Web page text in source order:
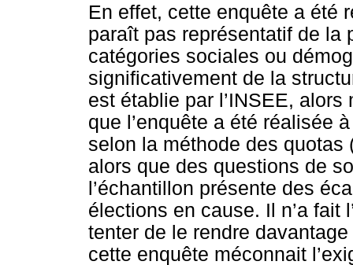
En effet, cette enquête a été
paraît pas représentatif de la
catégories sociales ou
significativement de la
est établie par l’INSEE,
que l’enquête a été réalisée
selon la méthode des
alors que des questions de
l’échantillon présente des
élections en cause. Il n’a fait
tenter de le rendre
cette enquête méconnait